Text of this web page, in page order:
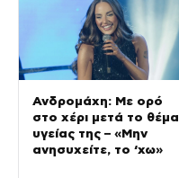
Ανδρομάχη: Με ορό
στο χέρι μετά το θέμα
υγείας της – «Μην
ανησυχείτε, το ‘χω»